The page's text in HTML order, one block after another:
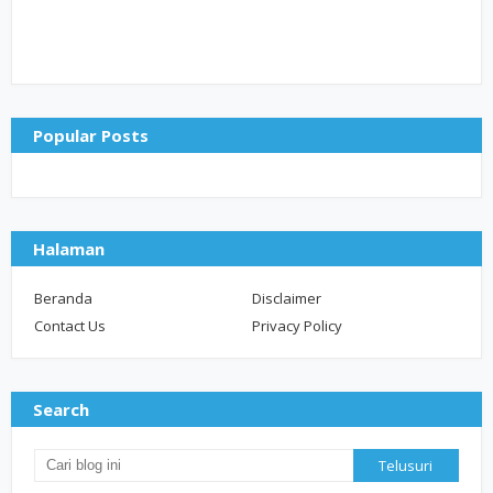
Popular Posts
Halaman
Beranda
Disclaimer
Contact Us
Privacy Policy
Search